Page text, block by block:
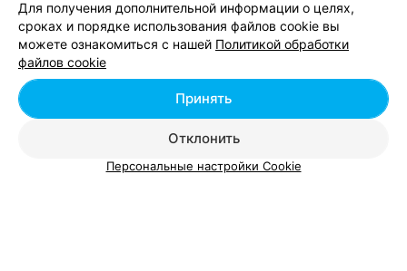
Добавить компанию
Добавить специалиста
Для получения дополнительной информации о целях,
сроках и порядке использования файлов cookie вы
можете ознакомиться с нашей Политикой обработки
файлов cookie
Отклонить
Принять
Персональные настройки Cookie